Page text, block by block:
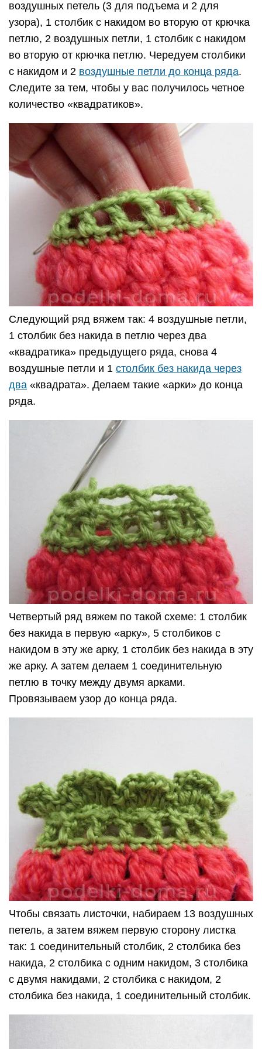
воздушных петель (3 для подъема и 2 для
узора), 1 столбик с накидом во вторую от крючка
петлю, 2 воздушных петли, 1 столбик с накидом
во вторую от крючка петлю. Чередуем столбики
с накидом и 2 воздушные петли до конца ряда.
Следите за тем, чтобы у вас получилось четное
количество «квадратиков».
Следующий ряд вяжем так: 4 воздушные петли,
1 столбик без накида в петлю через два
«квадратика» предыдущего ряда, снова 4
воздушные петли и 1 столбик без накида через
два «квадрата». Делаем такие «арки» до конца
ряда.
Четвертый ряд вяжем по такой схеме: 1 столбик
без накида в первую «арку», 5 столбиков с
накидом в эту же арку, 1 столбик без накида в эту
же арку. А затем делаем 1 соединительную
петлю в точку между двумя арками.
Провязываем узор до конца ряда.
Чтобы связать листочки, набираем 13 воздушных
петель, а затем вяжем первую сторону листка
так: 1 соединительный столбик, 2 столбика без
накида, 2 столбика с одним накидом, 3 столбика
с двумя накидами, 2 столбика с накидом, 2
столбика без накида, 1 соединительный столбик.